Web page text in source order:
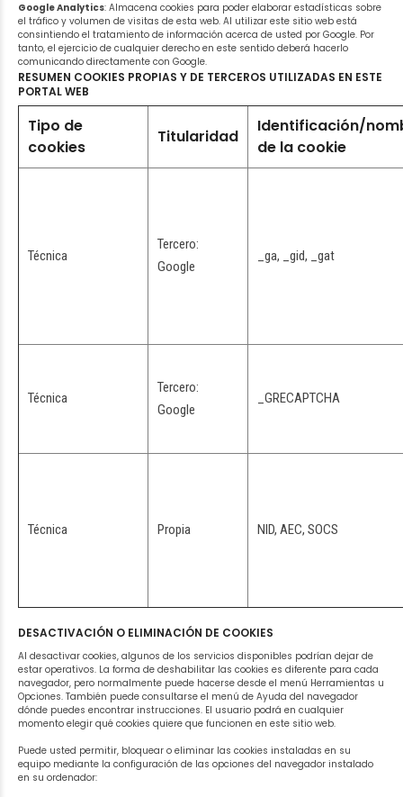
Google Analytics: Almacena cookies para poder elaborar estadísticas sobre
el tráfico y volumen de visitas de esta web. Al utilizar este sitio web está
consintiendo el tratamiento de información acerca de usted por Google. Por
tanto, el ejercicio de cualquier derecho en este sentido deberá hacerlo
comunicando directamente con Google.
RESUMEN COOKIES PROPIAS Y DE TERCEROS UTILIZADAS EN ESTE
PORTAL WEB
Tipo de
cookies
Titularidad
Identificación/
de la cookie
Técnica
Tercero:
Google
_ga, _gid, _gat
Técnica
Tercero:
Google
_GRECAPTCHA
Técnica Propia NID, AEC, SOCS
DESACTIVACIÓN O ELIMINACIÓN DE COOKIES
Al desactivar cookies, algunos de los servicios disponibles podrían dejar de
estar operativos. La forma de deshabilitar las cookies es diferente para cada
navegador, pero normalmente puede hacerse desde el menú Herramientas u
Opciones. También puede consultarse el menú de Ayuda del navegador
dónde puedes encontrar instrucciones. El usuario podrá en cualquier
momento elegir qué cookies quiere que funcionen en este sitio web.
Puede usted permitir, bloquear o eliminar las cookies instaladas en su
equipo mediante la configuración de las opciones del navegador instalado
en su ordenador: